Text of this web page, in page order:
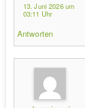
13. Juni 2026 um
03:11 Uhr
Antworten